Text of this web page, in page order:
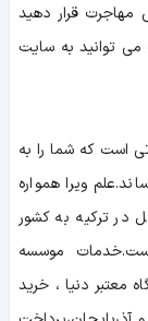
قرار دهید
توانید به سایت
است که شما را به
ویرا همواره
در ترکیه به کشور
موسسه
معتبر دنیا ، خرید